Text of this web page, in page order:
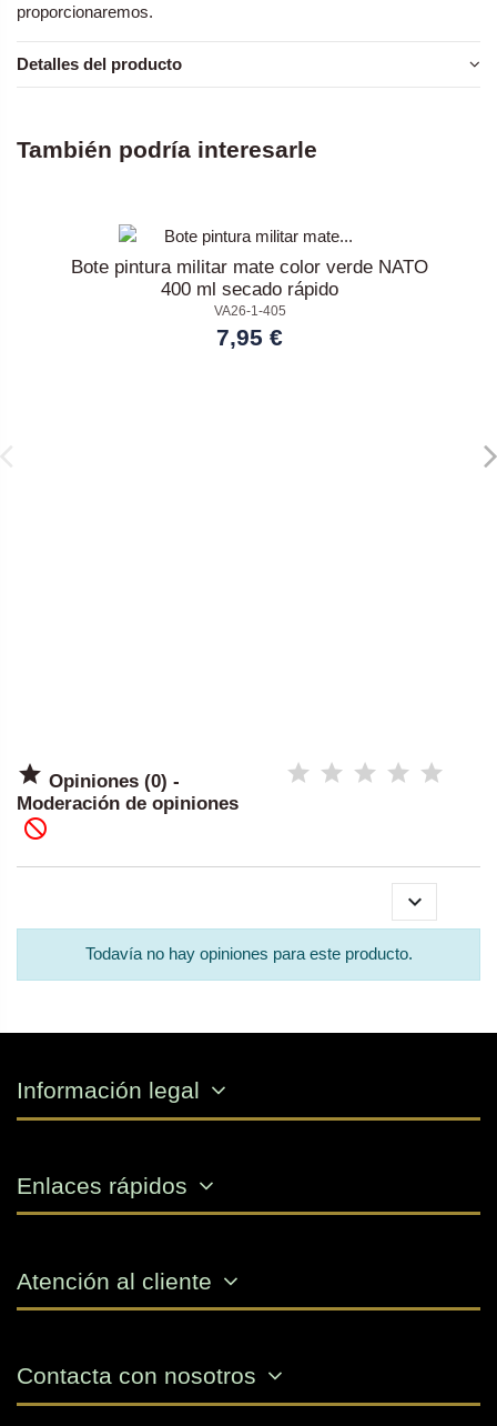
proporcionaremos.
Detalles del producto
También podría interesarle
Bote pintura militar mate color verde NATO
400 ml secado rápido
VA26-1-405
7,95 €
 Opiniones (0) -
Moderación de opiniones


Todavía no hay opiniones para este producto.
Información legal
Enlaces rápidos
Atención al cliente
Contacta con nosotros